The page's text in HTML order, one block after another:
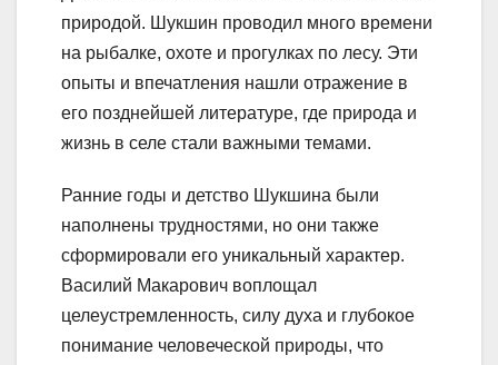
природой. Шукшин проводил много времени
на рыбалке, охоте и прогулках по лесу. Эти
опыты и впечатления нашли отражение в
его позднейшей литературе, где природа и
жизнь в селе стали важными темами.
Ранние годы и детство Шукшина были
наполнены трудностями, но они также
сформировали его уникальный характер.
Василий Макарович воплощал
целеустремленность, силу духа и глубокое
понимание человеческой природы, что